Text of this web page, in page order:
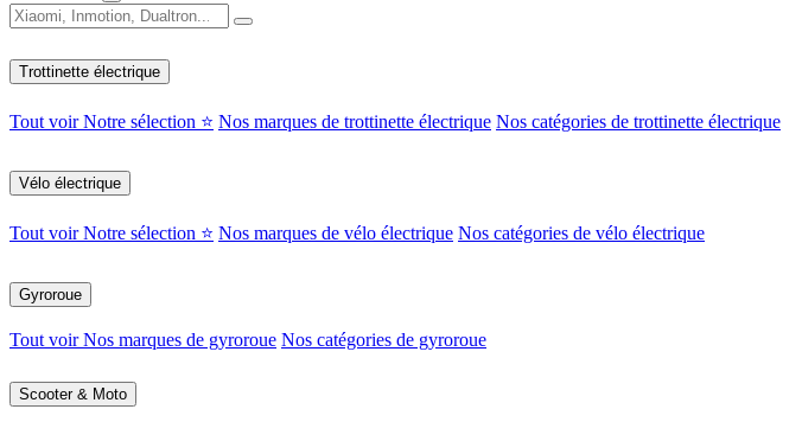
Trottinette électrique
Tout voirNotre sélection ⭐ Nos marques de trottinette électrique Nos catégories de trottinette électrique
Vélo électrique
Tout voirNotre sélection ⭐ Nos marques de vélo électrique Nos catégories de vélo électrique
Gyroroue
Tout voirNos marques de gyroroue Nos catégories de gyroroue
Scooter & Moto